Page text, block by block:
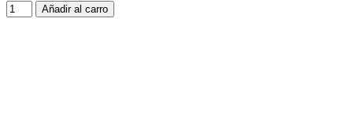
Añadir al carro